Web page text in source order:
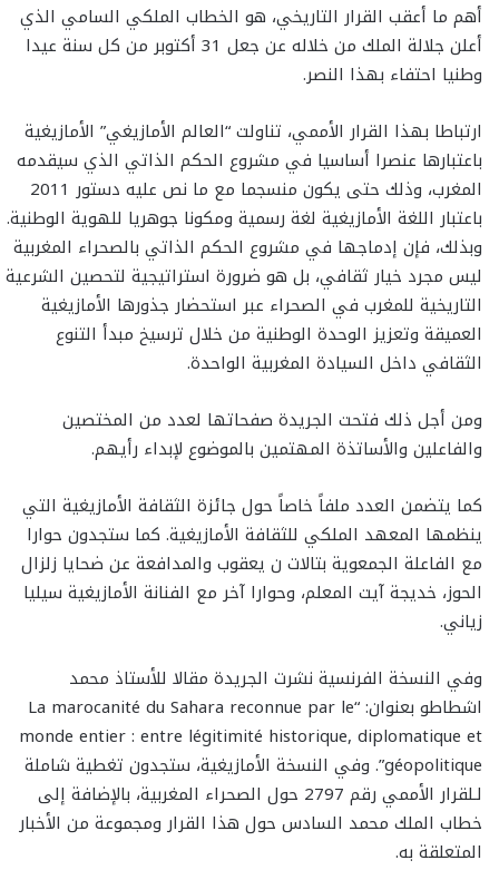
أهم ما أعقب القرار التاريخي، هو الخطاب الملكي السامي الذي
أعلن جلالة الملك من خلاله عن جعل 31 أكتوبر من كل سنة عيدا
وطنيا احتفاء بهذا النصر.
ارتباطا بهذا القرار الأممي، تناولت “العالم الأمازيغي” الأمازيغية
باعتبارها عنصرا أساسيا في مشروع الحكم الذاتي الذي سيقدمه
المغرب، وذلك حتى يكون منسجما مع ما نص عليه دستور 2011
باعتبار اللغة الأمازيغية لغة رسمية ومكونا جوهريا للهوية الوطنية.
وبذلك، فإن إدماجها في مشروع الحكم الذاتي بالصحراء المغربية
ليس مجرد خيار ثقافي، بل هو ضرورة استراتيجية لتحصين الشرعية
التاريخية للمغرب في الصحراء عبر استحضار جذورها الأمازيغية
العميقة وتعزيز الوحدة الوطنية من خلال ترسيخ مبدأ التنوع
الثقافي داخل السيادة المغربية الواحدة.
ومن أجل ذلك فتحت الجريدة صفحاتها لعدد من المختصين
والفاعلين والأساتذة المهتمين بالموضوع لإبداء رأيهم.
كما يتضمن العدد ملفاً خاصاً حول جائزة الثقافة الأمازيغية التي
ينظمها المعهد الملكي للثقافة الأمازيغية. كما ستجدون حوارا
مع الفاعلة الجمعوية بتالات ن يعقوب والمدافعة عن ضحايا زلزال
الحوز، خديجة آيت المعلم، وحوارا آخر مع الفنانة الأمازيغية سيليا
زياني.
وفي النسخة الفرنسية نشرت الجريدة مقالا للأستاذ محمد
اشطاطو بعنوان: “La marocanité du Sahara reconnue par le
monde entier : entre légitimité historique, diplomatique et
géopolitique”. وفي النسخة الأمازيغية، ستجدون تغطية شاملة
لـلقرار الأممي رقم 2797 حول الصحراء المغربية، بالإضافة إلى
خطاب الملك محمد السادس حول هذا القرار ومجموعة من الأخبار
المتعلقة به.